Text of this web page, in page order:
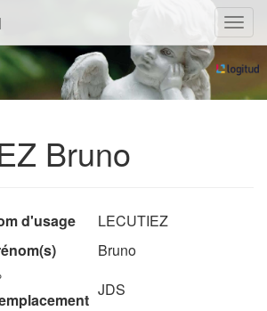
Bruno
d'usage
LECUTIEZ
Bruno
JDS